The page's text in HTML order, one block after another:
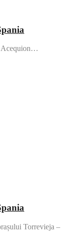
Acequion…
Torrevieja –